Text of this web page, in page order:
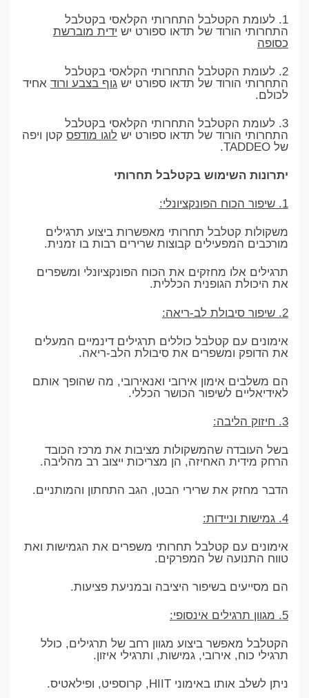
1. לעומת הקטלבל התחרותי הקלאסי בקטלבל
התחרותי הורוד של תדאו ספורט יש ידית מוברשת
כסופה
2. לעומת הקטלבל התחרותי הקלאסי בקטלבל
התחרותי הורוד של תדאו ספורט ישגוף בצבע ורוד אחיד
לכולם.
3. לעומת הקטלבל התחרותי הקלאסי בקטלבל
התחרותי הורוד של תדאו ספורט ישלוגו מודפס קטן ויפה
של TADDEO.
יתרונות השימוש בקטלבל תחרותי
1. שיפור הכוח הפונקציונלי:
משקולות קטלבל תחרותי מאפשרות ביצוע תרגילים
מורכבים המפעילים קבוצות שרירים רבות בו זמנית.
תרגילים אלו מחזקים את הכוח הפונקציונלי ומשפרים
את היכולת הגופנית הכללית.
2. שיפור סיבולת לב-ריאה:
אימונים עם קטלבל כוללים תרגילים דינמיים המעלים
את הדופק ומשפרים את סיבולת הלב-ריאה.
הם משלבים אימון אירובי ואנאירובי, מה שהופך אותם
לאידיאליים לשיפור הכושר הכללי.
3. חיזוק הליבה:
בשל העובדה שהמשקולות מציבות את מרכז הכובד
הרחק מידית האחיזה, הן מצריכות ייצוב רב מהליבה.
הדבר מחזק את שרירי הבטן, הגב התחתון והמותניים.
4. גמישות וניידות:
אימונים עם קטלבל תחרותי משפרים את הגמישות ואת
טווח התנועה של המפרקים.
הם מסייעים בשיפור היציבה ובמניעת פציעות.
5. מגוון תרגילים אינסופי:
הקטלבל מאפשר ביצוע מגוון רחב של תרגילים, כולל
תרגילי כוח, אירובי, גמישות, ותרגילי איזון.
ניתן לשלב אותו באימוני HIIT, קרוספיט, ופילאטיס.